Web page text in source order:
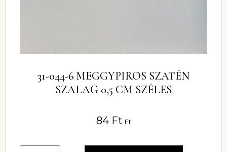
31-044-6 MEGGYPIROS SZATÉN
SZALAG 0,5 CM SZÉLES
84 Ft Ft